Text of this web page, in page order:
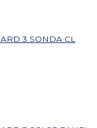
3 SONDA CL